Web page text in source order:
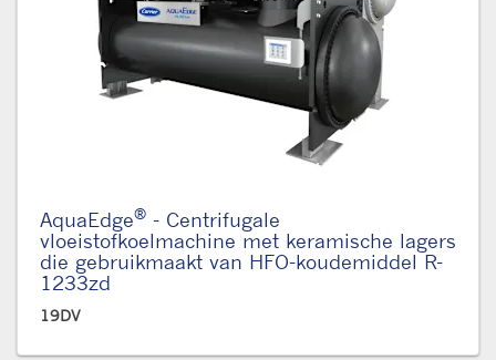
AquaEdge® - Centrifugale
vloeistofkoelmachine met keramische lagers
die gebruikmaakt van HFO-koudemiddel R-
1233zd
19DV